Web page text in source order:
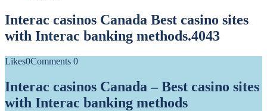
Interac casinos Canada Best casino sites
with Interac banking methods.4043
Likes0Comments 0
Interac casinos Canada – Best casino sites
with Interac banking methods